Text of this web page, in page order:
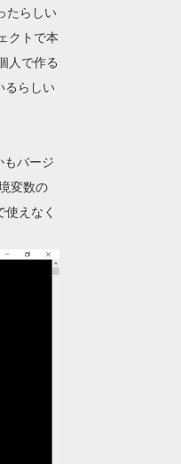
たらしい
クトで本
人で作る
るらしい
もバージ
変数の
えなく